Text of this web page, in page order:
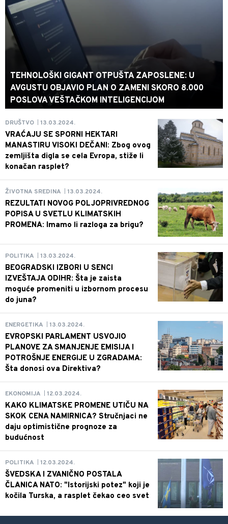
TEHNOLOŠKI GIGANT OTPUŠTA ZAPOSLENE: U
AVGUSTU OBJAVIO PLAN O ZAMENI SKORO 8.000
POSLOVA VEŠTAČKOM INTELIGENCIJOM
DRUŠTVO 13.03.2024.
VRAĆAJU SE SPORNI HEKTARI
MANASTIRU VISOKI DEČANI: Zbog ovog
zemljišta digla se cela Evropa, stiže li
konačan rasplet?
ŽIVOTNA SREDINA 13.03.2024.
REZULTATI NOVOG POLJOPRIVREDNOG
POPISA U SVETLU KLIMATSKIH
PROMENA: Imamo li razloga za brigu?
POLITIKA 13.03.2024.
BEOGRADSKI IZBORI U SENCI
IZVEŠTAJA ODIHR: Šta je zaista
moguće promeniti u izbornom procesu
do juna?
ENERGETIKA 13.03.2024.
EVROPSKI PARLAMENT USVOJIO
PLANOVE ZA SMANJENJE EMISIJA I
POTROŠNJE ENERGIJE U ZGRADAMA:
Šta donosi ova Direktiva?
EKONOMIJA 12.03.2024.
KAKO KLIMATSKE PROMENE UTIČU NA
SKOK CENA NAMIRNICA? Stručnjaci ne
daju optimistične prognoze za
budućnost
POLITIKA 12.03.2024.
ŠVEDSKA I ZVANIČNO POSTALA
ČLANICA NATO: "Istorijski potez" koji je
kočila Turska, a rasplet čekao ceo svet